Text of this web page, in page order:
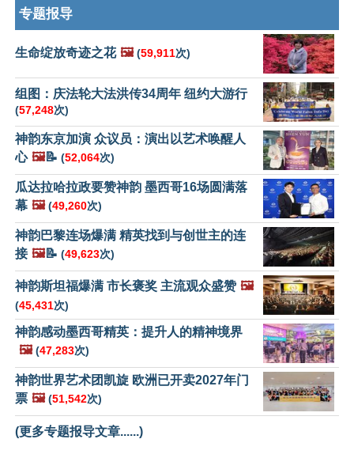
专题报导
生命绽放奇迹之花 🖼️ (59,911次)
组图：庆法轮大法洪传34周年 纽约大游行
(57,248次)
神韵东京加演 众议员：演出以艺术唤醒人
心 🖼️📝 (52,064次)
瓜达拉哈拉政要赞神韵 墨西哥16场圆满落
幕 🖼️ (49,260次)
神韵巴黎连场爆满 精英找到与创世主的连
接 🖼️📝 (49,623次)
神韵斯坦福爆满 市长褒奖 主流观众盛赞 🖼️
(45,431次)
神韵感动墨西哥精英：提升人的精神境界
🖼️ (47,283次)
神韵世界艺术团凯旋 欧洲已开卖2027年门
票 🖼️ (51,542次)
(更多专题报导文章......)